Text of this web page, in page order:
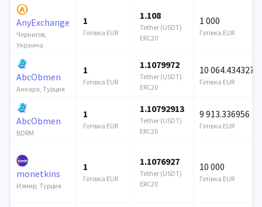
AnyExchange
Чернигов,
Украина
1
Готівка EUR
1.108
Tether (USDT)
ERC20
1 000
Готівка EUR
AbcObmen
Анкара, Турция
1
Готівка EUR
1.1079972
Tether (USDT)
ERC20
10 064.434327
Готівка EUR
AbcObmen
BDRM
1
Готівка EUR
1.10792913
Tether (USDT)
ERC20
9 913.336956
Готівка EUR
monetkins
Измир, Турция
1
Готівка EUR
1.1076927
Tether (USDT)
ERC20
10 000
Готівка EUR